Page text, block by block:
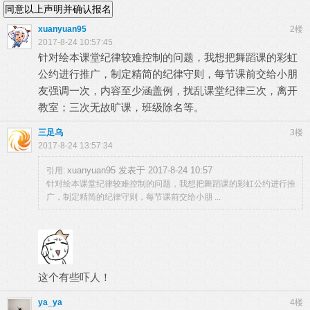
同意以上声明并确认报名
2楼
xuanyuan95
2017-8-24 10:57:45
针对绘本课堂纪律较难控制的问题，我想把舞蹈课的彩虹
公约进行推广，制定精简的纪律守则，每节课前交给小朋
友强调一次，内容至少涵盖例，扰乱课堂纪律三次，离开
教室；三次无故旷课，班级除名等。
3楼
三足乌
2017-8-24 13:57:34
引用: xuanyuan95 发表于 2017-8-24 10:57
针对绘本课堂纪律较难控制的问题，我想把舞蹈课的彩虹公约进行推
广，制定精简的纪律守则，每节课前交给小朋 ...
这个有些吓人！
4楼
ya_ya